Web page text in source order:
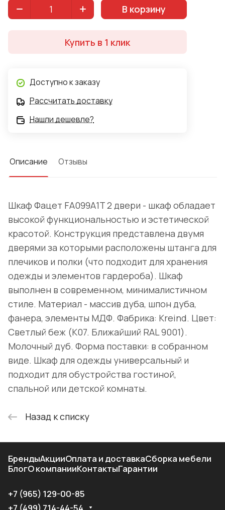
В корзину
Купить в 1 клик
Доступно к заказу
Рассчитать доставку
Нашли дешевле?
Описание Отзывы
Шкаф Фацет FA099А1T 2 двери - шкаф обладает
высокой функциональностью и эстетической
красотой. Конструкция представлена двумя
дверями за которыми расположены штанга для
плечиков и полки (что подходит для хранения
одежды и элементов гардероба). Шкаф
выполнен в современном, минималистичном
стиле. Материал - массив дуба, шпон дуба,
фанера, элементы МДФ. Фабрика: Kreind. Цвет:
Светлый беж (K07. Ближайший RAL 9001).
Молочный дуб. Форма поставки: в собранном
виде. Шкаф для одежды универсальный и
подходит для обустройства гостиной,
спальной или детской комнаты.
Назад к списку
БрендыАкцииОплата и доставкаСборка мебели
БлогО компанииКонтактыГарантии
+7 (965) 129-00-85